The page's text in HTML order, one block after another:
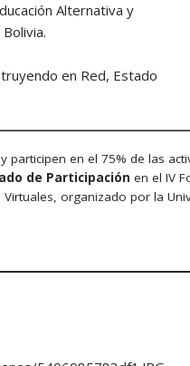
Alternativa y
en Red, Estado
participen en el 75% de las
de Participación en el IV
organizado por la